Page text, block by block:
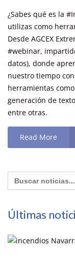
¿Sabes qué es la
utilizas como
Desde AGCEX
#webinar,
datos), donde
nuestro tiempo
herramientas
generación de
entre otras.
Read More
Buscar:
Últimas